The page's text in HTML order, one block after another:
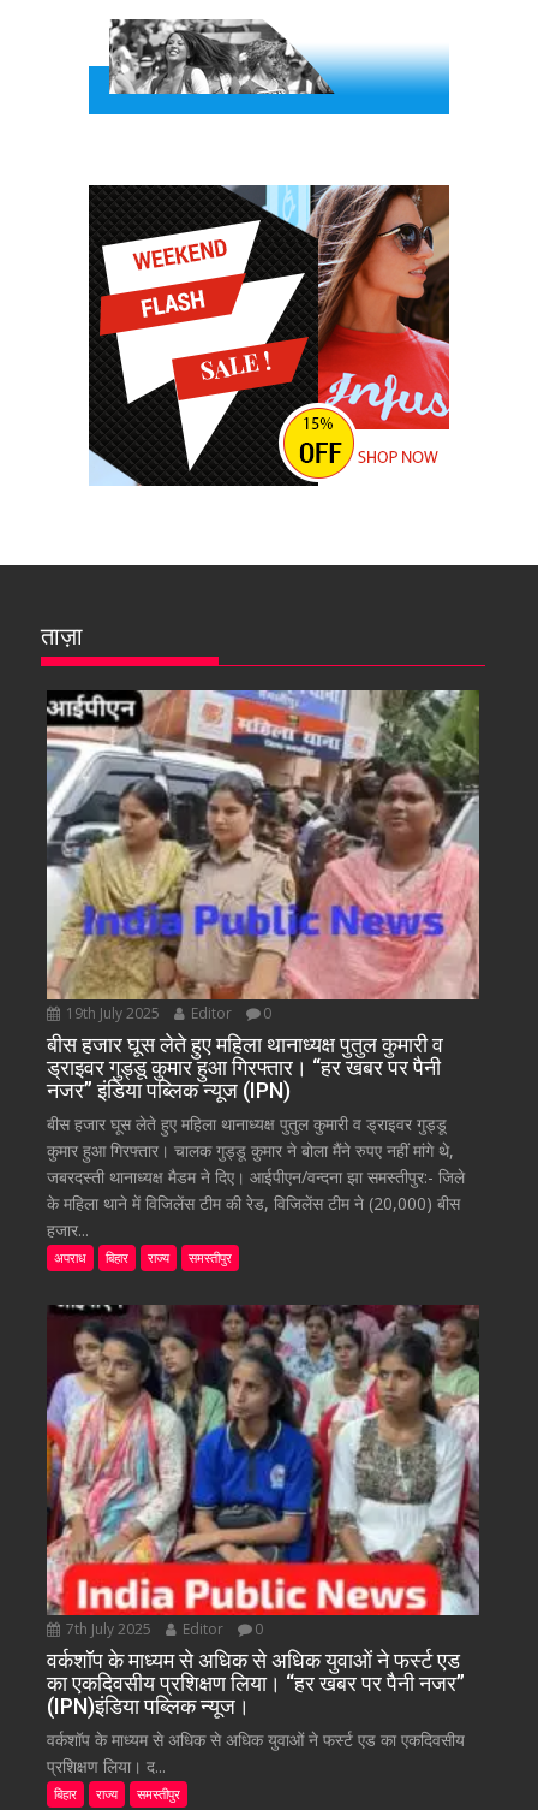
ताज़ा
19th July 2025 Editor 0
बीस हजार घूस लेते हुए महिला थानाध्यक्ष पुतुल कुमारी व
ड्राइवर गुड्डू कुमार हुआ गिरफ्तार। “हर खबर पर पैनी
नजर” इंडिया पब्लिक न्यूज (IPN)
बीस हजार घूस लेते हुए महिला थानाध्यक्ष पुतुल कुमारी व ड्राइवर गुड्डू
कुमार हुआ गिरफ्तार। चालक गुड्डू कुमार ने बोला मैंने रुपए नहीं मांगे थे,
जबरदस्ती थानाध्यक्ष मैडम ने दिए। आईपीएन/वन्दना झा समस्तीपुर:- जिले
के महिला थाने में विजिलेंस टीम की रेड, विजिलेंस टीम ने (20,000) बीस
हजार...
अपराध बिहार राज्य समस्तीपुर
7th July 2025 Editor 0
वर्कशॉप के माध्यम से अधिक से अधिक युवाओं ने फर्स्ट एड
का एकदिवसीय प्रशिक्षण लिया। “हर खबर पर पैनी नजर”
(IPN)इंडिया पब्लिक न्यूज।
वर्कशॉप के माध्यम से अधिक से अधिक युवाओं ने फर्स्ट एड का एकदिवसीय
प्रशिक्षण लिया। द...
बिहार राज्य समस्तीपुर